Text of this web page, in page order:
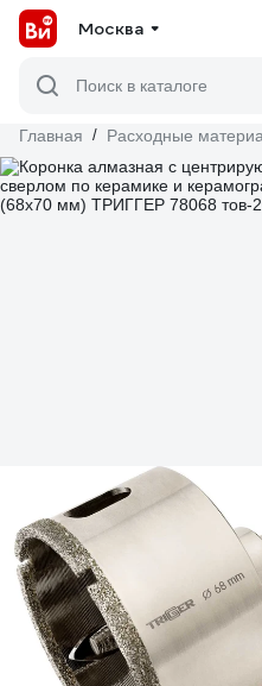
Москва
Поиск в каталоге
Главная / Расходные